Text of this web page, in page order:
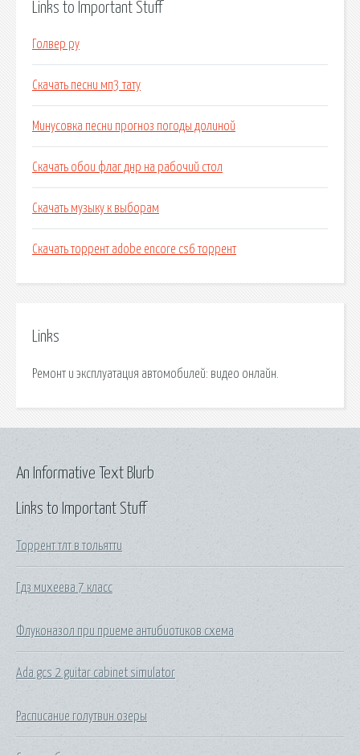
Links to Important Stuff
Голвер ру
Скачать песни мп3 тату
Минусовка песни прогноз погоды долиной
Скачать обои флаг днр на рабочий стол
Скачать музыку к выборам
Скачать торрент adobe encore cs6 торрент
Links
Ремонт и эксплуатация автомобилей: видео онлайн.
Links to Important Stuff
Торрент тлт в тольятти
Гдз михеева 7 класс
Флуконазол при приеме антибиотиков схема
Ada gcs 2 guitar cabinet simulator
Расписание голутвин озеры
An Informative Text Blurb